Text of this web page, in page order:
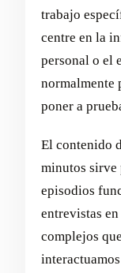
trabajo
centre en la
personal o el
normalmente
poner a
El contenido
minutos sirve
episodios
entrevistas
complejos